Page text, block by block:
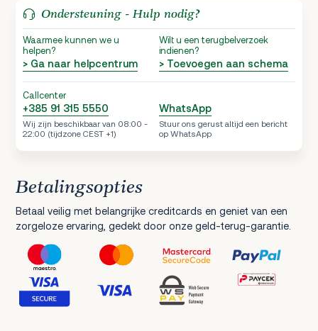
Ondersteuning - Hulp nodig?
Waarmee kunnen we u
helpen?
> Ga naar helpcentrum
Wilt u een terugbelverzoek
indienen?
> Toevoegen aan schema
Callcenter
+385 91 315 5550
Wij zijn beschikbaar van 08:00 -
22:00 (tijdzone CEST +1)
WhatsApp
Stuur ons gerust altijd een bericht
op WhatsApp
Betalingsopties
Betaal veilig met belangrijke creditcards en geniet van een
zorgeloze ervaring, gedekt door onze geld-terug-garantie.